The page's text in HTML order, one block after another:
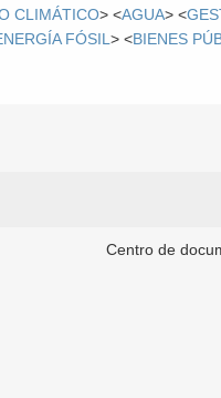
CLIMÁTICO> <AGUA> <
FÓSIL> <BIENES
Centro de